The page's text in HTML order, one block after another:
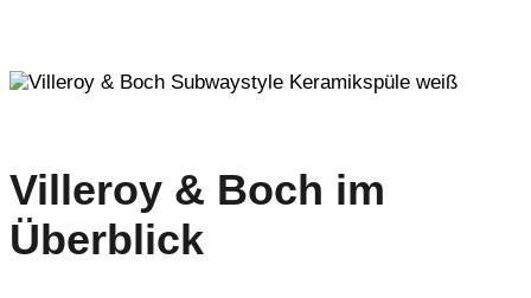
Villeroy & Boch im
Überblick